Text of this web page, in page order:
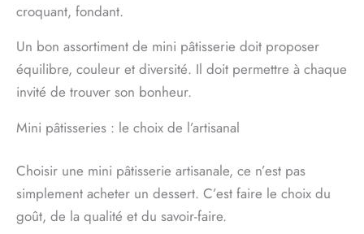
croquant, fondant.
Un bon assortiment de mini pâtisserie doit proposer
équilibre, couleur et diversité. Il doit permettre à chaque
invité de trouver son bonheur.
Mini pâtisseries : le choix de l’artisanal
Choisir une mini pâtisserie artisanale, ce n’est pas
simplement acheter un dessert. C’est faire le choix du
goût, de la qualité et du savoir-faire.